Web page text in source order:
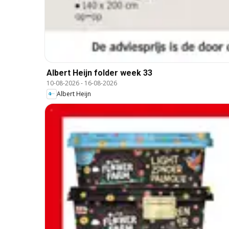
Albert Heijn folder week 33
10-08-2026- 16-08-2026
Albert Heijn